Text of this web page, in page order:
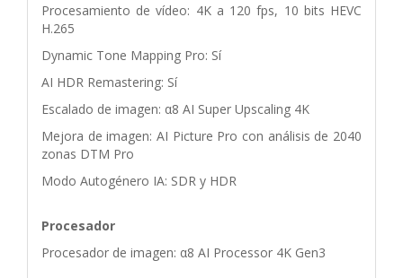
Procesamiento de vídeo: 4K a 120 fps, 10 bits HEVC
H.265
Dynamic Tone Mapping Pro: Sí
AI HDR Remastering: Sí
Escalado de imagen: α8 AI Super Upscaling 4K
Mejora de imagen: AI Picture Pro con análisis de 2040
zonas DTM Pro
Modo Autogénero IA: SDR y HDR
Procesador
Procesador de imagen: α8 AI Processor 4K Gen3